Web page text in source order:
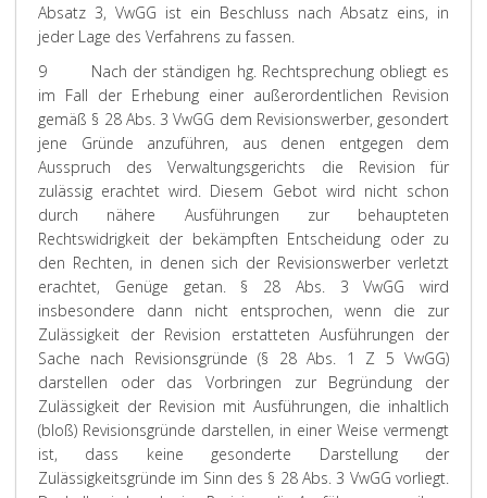
Absatz 3, VwGG ist ein Beschluss nach Absatz eins, in
jeder Lage des Verfahrens zu fassen.
9 Nach der ständigen hg. Rechtsprechung obliegt es
im Fall der Erhebung einer außerordentlichen Revision
gemäß § 28 Abs. 3 VwGG dem Revisionswerber, gesondert
jene Gründe anzuführen, aus denen entgegen dem
Ausspruch des Verwaltungsgerichts die Revision für
zulässig erachtet wird. Diesem Gebot wird nicht schon
durch nähere Ausführungen zur behaupteten
Rechtswidrigkeit der bekämpften Entscheidung oder zu
den Rechten, in denen sich der Revisionswerber verletzt
erachtet, Genüge getan. § 28 Abs. 3 VwGG wird
insbesondere dann nicht entsprochen, wenn die zur
Zulässigkeit der Revision erstatteten Ausführungen der
Sache nach Revisionsgründe (§ 28 Abs. 1 Z 5 VwGG)
darstellen oder das Vorbringen zur Begründung der
Zulässigkeit der Revision mit Ausführungen, die inhaltlich
(bloß) Revisionsgründe darstellen, in einer Weise vermengt
ist, dass keine gesonderte Darstellung der
Zulässigkeitsgründe im Sinn des § 28 Abs. 3 VwGG vorliegt.